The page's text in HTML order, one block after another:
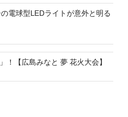
電球型LEDライトが意外と明る
！【広島みなと 夢 花火大会】